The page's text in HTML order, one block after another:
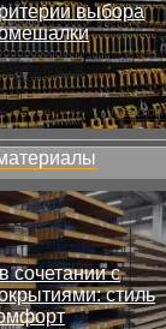
выбора
сочетании с
стиль